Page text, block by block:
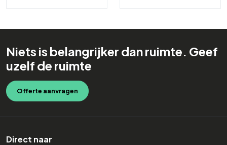
Niets is belangrijker dan ruimte. Geef
uzelf de ruimte
Offerte aanvragen
Direct naar